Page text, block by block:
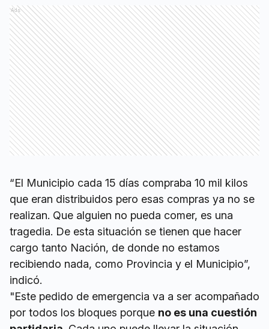
Ads
“El Municipio cada 15 días compraba 10 mil kilos
que eran distribuidos pero esas compras ya no se
realizan. Que alguien no pueda comer, es una
tragedia. De esta situación se tienen que hacer
cargo tanto Nación, de donde no estamos
recibiendo nada, como Provincia y el Municipio”,
indicó.
"Este pedido de emergencia va a ser acompañado
por todos los bloques porque no es una cuestión